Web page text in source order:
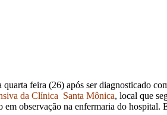
feira (26) após ser diagnosticado
da Clínica Santa Mônica, local que
observação na enfermaria do